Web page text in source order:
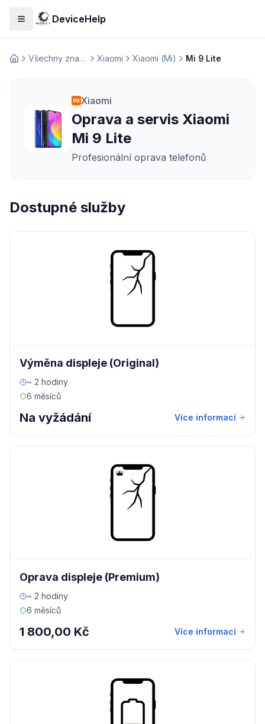
Otevřít menuDeviceHelp
Домашня Všechny značky Xiaomi Xiaomi (Mi) Mi 9 Lite
Xiaomi
Oprava a servis Xiaomi
Mi 9 Lite
Profesionální oprava telefonů
Dostupné služby
Výměna displeje (Original)
~ 2 hodiny
6 měsíců
Na vyžádání Více informací
Oprava displeje (Premium)
~ 2 hodiny
6 měsíců
1 800,00 Kč Více informací